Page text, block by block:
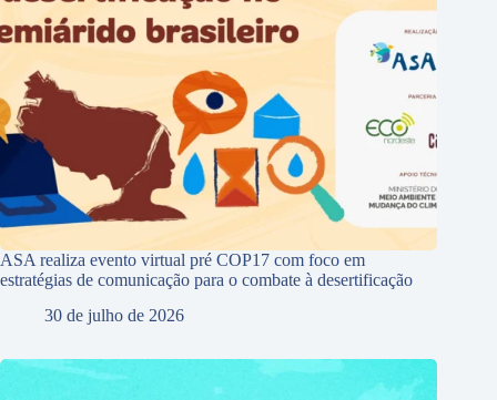
ASA realiza evento virtual pré COP17 com foco em
estratégias de comunicação para o combate à desertificação
30 de julho de 2026